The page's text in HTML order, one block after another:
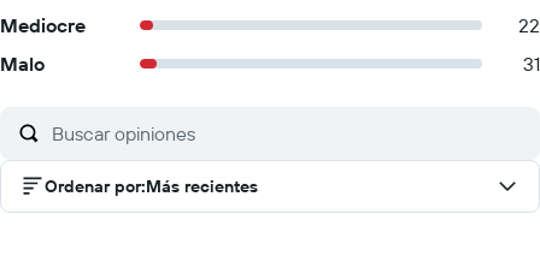
Mediocre
22
Malo
31
Ordenar por:Más recientes